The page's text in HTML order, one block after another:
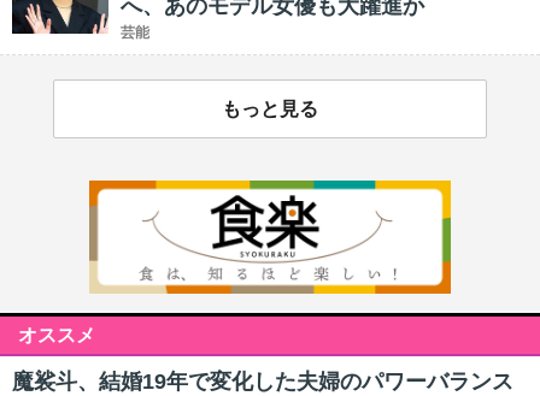
へ、あのモデル女優も大躍進か
芸能
もっと見る
オススメ
魔裟斗、結婚19年で変化した夫婦のパワーバランス